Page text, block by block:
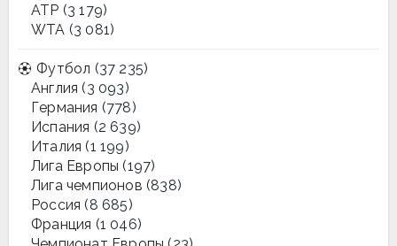
ATP (3 179)
WTA (3 081)
Футбол (37 235)
Англия (3 093)
Германия (778)
Испания (2 639)
Италия (1 199)
Лига Европы (197)
Лига чемпионов (838)
Россия (8 685)
Франция (1 046)